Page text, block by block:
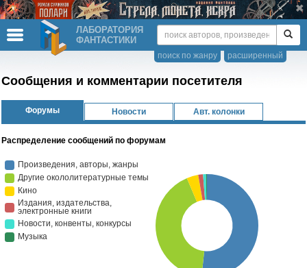
ЛАБОРАТОРИЯ
ФАНТАСТИКИ
расширенный
поиск по жанру
Сообщения и комментарии посетителя
Форумы Новости Авт. колонки
Распределение сообщений по форумам